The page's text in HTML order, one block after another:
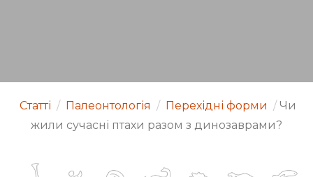
Статті / Палеонтологія / Перехідні форми / Чи
жили сучасні птахи разом з динозаврами?